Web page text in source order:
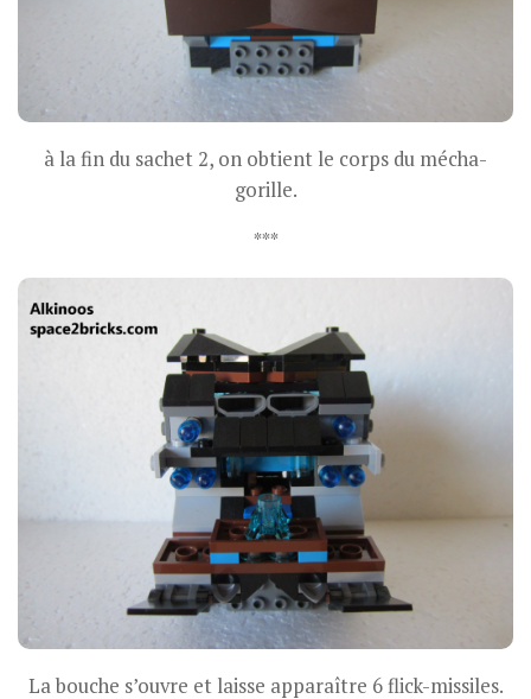
à la fin du sachet 2, on obtient le corps du mécha-
gorille.
***
La bouche s’ouvre et laisse apparaître 6 flick-missiles.